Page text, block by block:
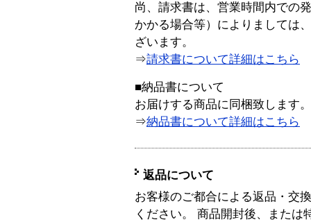
尚、請求書は、営業時間内での
かかる場合等）によりましては
ざいます。
⇒請求書について詳細はこちら
■納品書について
お届けする商品に同梱致します。
⇒納品書について詳細はこちら
返品について
お客様のご都合による返品・交
ください。 商品開封後、または